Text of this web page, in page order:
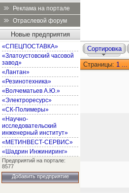
Реклама на портале
Отраслевой форум
Новые предприятия
«СПЕЦПОСТАВКА»
«Златоустовский часовой
завод»
«Лантан»
«Резинотехника»
«Волчематьев А.Ю.»
«Электроресурс»
«СК-Полимеры»
«Научно-
исследовательский
инженерный институт»
«МЕТИНВЕСТ-СЕРВИС»
«Шадрин Инжиниринг»
Предприятий на портале:
8577
Добавить предприятие
Сортировка
Страницы: 1 ...